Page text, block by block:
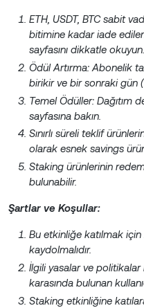
ETH, USDT, BTC sabit
bitimine kadar iade
sayfasını dikkatle okuyun.
Ödül Artırma: Abonelik
birikir ve bir sonraki gün
Temel Ödüller: Dağıtım
sayfasına bakın.
Sınırlı süreli teklif
olarak esnek savings
Staking ürünlerinin
bulunabilir.
Şartlar ve Koşullar:
Bu etkinliğe katılmak için
kaydolmalıdır.
İlgili yasalar ve
karasında bulunan
Staking etkinliğine